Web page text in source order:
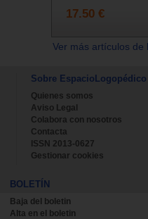
17.50 €
Ver más artículos
Sobre EspacioLogopédico
Quienes somos
Aviso Legal
Colabora con nosotros
Contacta
ISSN 2013-0627
Gestionar cookies
BOLETÍN
Baja del boletin
Alta en el boletin